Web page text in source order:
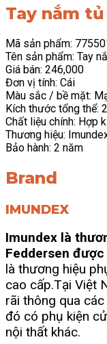
Tay nắm tủ
Mã sản phẩm:
Tên sản phẩm: Tay
Giá bán: 246,000
Đơn vị tính: Cái
Màu sắc / bề mặt:
Kích thước tổng thể:
Chất liệu chính: Hợp
Thương hiệu:
Bảo hành: 2 năm
Brand
IMUNDEX
Imundex là
Feddersen
là thương hiệu
cao cấp.Tại Việt
rãi thông qua
đó có phụ kiện
nội thất khác.